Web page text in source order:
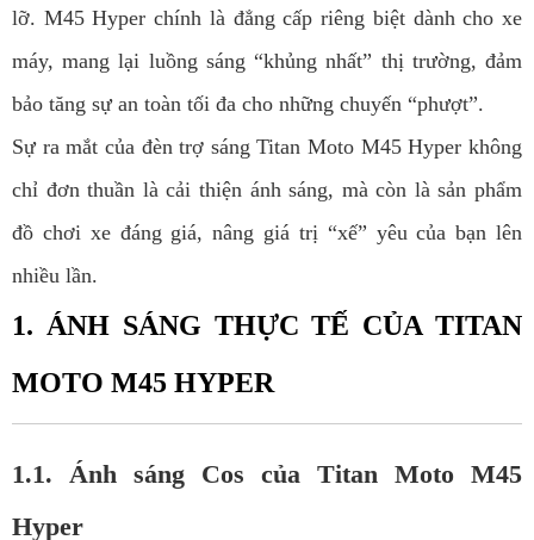
lỡ. M45 Hyper chính là đẳng cấp riêng biệt dành cho xe
máy, mang lại luồng sáng “khủng nhất” thị trường, đảm
bảo tăng sự an toàn tối đa cho những chuyến “phượt”.
Sự ra mắt của đèn trợ sáng Titan Moto M45 Hyper không
chỉ đơn thuần là cải thiện ánh sáng, mà còn là sản phẩm
đồ chơi xe đáng giá, nâng giá trị “xế” yêu của bạn lên
nhiều lần.
1. ÁNH SÁNG THỰC TẾ CỦA TITAN
MOTO M45 HYPER
1.1. Ánh sáng Cos của Titan Moto M45
Hyper